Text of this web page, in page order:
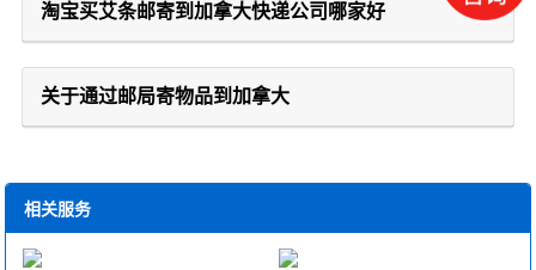
淘宝买艾条邮寄到加拿大快递公司哪家好
关于通过邮局寄物品到加拿大
相关服务